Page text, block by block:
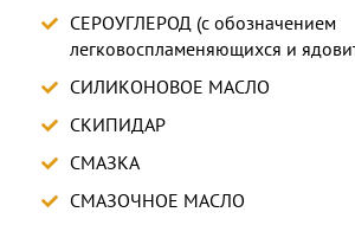
СЕРОУГЛЕРОД (с обозначением
легковоспламеняющихся и
СИЛИКОНОВОЕ МАСЛО
СКИПИДАР
СМАЗКА
СМАЗОЧНОЕ МАСЛО